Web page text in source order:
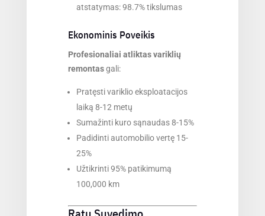
atstatymas: 98.7% tikslumas
Ekonominis Poveikis
Profesionaliai atliktas variklių
remontasgali:
Pratęsti variklio eksploatacijos
laiką 8-12 metų
Sumažinti kuro sąnaudas 8-15%
Padidinti automobilio vertę 15-
25%
Užtikrinti 95% patikimumą
100,000 km